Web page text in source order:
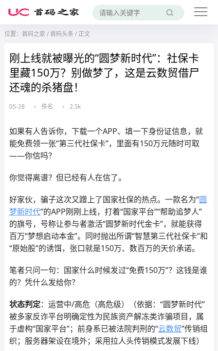
位置： 首码之家 /首码头条 /正文
刚上线就被曝光的“圆梦新时代”：社保卡
里藏150万？别做梦了，这是云数贸借尸
还魂的杀猪盘！
05-28 佚名 2.5k
如果有人告诉你，下载一个APP、填一下身份证信息，就
能免费领一张“第三代社保卡”，里面有150万元随时可取
——你信吗？
你觉得离谱？但已经有人在信了。
好家伙，骗子这次又蹭上了国家社保的热点。一款名为“圆
梦新时代”的APP刚刚上线，打着“国家平台”“帮助追梦人”
的旗号，号称让参与者激活“圆梦新时代金卡”，就能获得
百万“梦想启动本金”。同时抛出所谓“智慧第三代社保卡”和
“原始股”的诱饵，张口就是150万、数百万的天价承诺。
笔者只问一句：国家什么时候发过“免费150万”？这钱是谁
的？凭什么发给你？
状态判定：运营中/高危（高危级）（依据：“圆梦新时代”
被多家反诈平台明确定性为民族资产解冻类诈骗项目，属
于虚构“国家平台”；前身系已被法院判刑的“云数贸”传销组
织；服务器架设在境外；采用拉人头传销模式发展下线）